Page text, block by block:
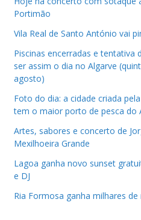
Portimão
Vila Real de Santo António vai
Piscinas encerradas e tentativa
ser assim o dia no Algarve
agosto)
Foto do dia: a cidade criada
tem o maior porto de pesca do
Artes, sabores e concerto de
Mexilhoeira Grande
Lagoa ganha novo sunset
e DJ
Ria Formosa ganha milhares de